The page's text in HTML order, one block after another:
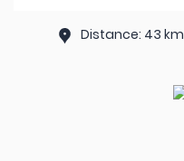
Distance: 43 km